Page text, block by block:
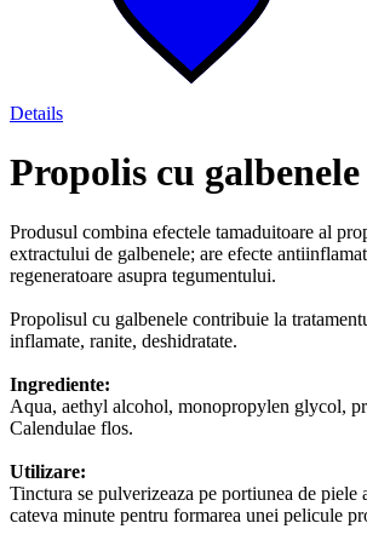
Details
Propolis cu
Produsul combina efectele tamaduitoare al
extractului de galbenele; are efecte
regeneratoare asupra tegumentului.
Propolisul cu galbenele contribuie la
inflamate, ranite, deshidratate.
Ingrediente:
Aqua, aethyl alcohol, monopropylen glycol,
Calendulae flos.
Utilizare:
Tinctura se pulverizeaza pe portiunea de piele
cateva minute pentru formarea unei pelicule